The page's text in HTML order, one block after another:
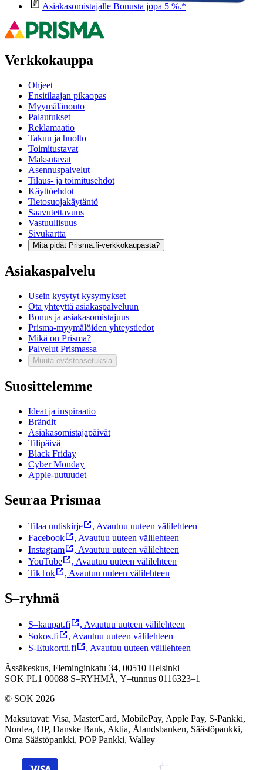
Asiakasomistajalle Bonusta jopa 5 %.*
Verkkokauppa
Ohjeet
Ensitilaajan pikaopas
Myymälänouto
Palautukset
Reklamaatio
Takuu ja huolto
Toimitustavat
Maksutavat
Asennuspalvelut
Tilaus- ja toimitusehdot
Käyttöehdot
Tietosuojakäytäntö
Saavutettavuus
Vastuullisuus
Sivukartta
Mitä pidät Prisma.fi-verkkokaupasta?
Asiakaspalvelu
Usein kysytyt kysymykset
Ota yhteyttä asiakaspalveluun
Bonus ja asiakasomistajuus
Prisma-myymälöiden yhteystiedot
Mikä on Prisma?
Palvelut Prismassa
Muuta evästeasetuksia
Suosittelemme
Ideat ja inspiraatio
Brändit
Asiakasomistajapäivät
Tilipäivä
Black Friday
Cyber Monday
Apple-uutuudet
Seuraa Prismaa
Tilaa uutiskirje , Avautuu uuteen välilehteen
Facebook
, Avautuu uuteen välilehteen
Instagram
, Avautuu uuteen välilehteen
YouTube
, Avautuu uuteen välilehteen
TikTok
, Avautuu uuteen välilehteen
S–ryhmä
S–kaupat.fi , Avautuu uuteen välilehteen
Sokos.fi
, Avautuu uuteen välilehteen
S-Etukortti.fi
, Avautuu uuteen välilehteen
Ässäkeskus, Fleminginkatu 34, 00510 Helsinki
SOK PL1 00088 S–RYHMÄ, Y–tunnus 0116323–1
© SOK 2026
Maksutavat: Visa, MasterCard, MobilePay, Apple Pay, S-Pankki,
Nordea, OP, Danske Bank, Aktia, Ålandsbanken, Säästöpankki,
Oma Säästöpankki, POP Pankki, Walley